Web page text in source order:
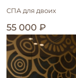
СПА для двоих
55 000 ₽